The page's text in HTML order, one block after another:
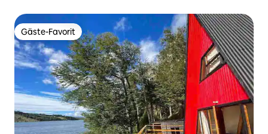
Gäste-Favorit
Gäste-Favorit